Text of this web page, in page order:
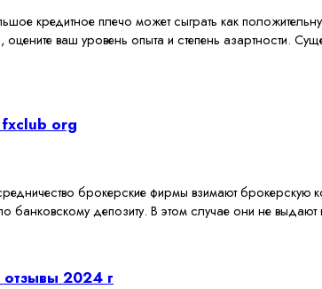
кредитное плечо может сыграть как
ваш уровень опыта и степень азартности.
fxclub org
брокерские фирмы взимают брокерскую
депозиту. В этом случае они не выдают
2024 г